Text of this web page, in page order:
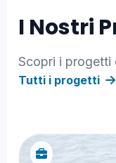
I Nostri
Scopri i progetti
Tutti i progetti